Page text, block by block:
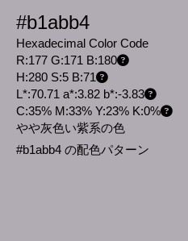
#b1abb4
Hexadecimal Color Code
R:177 G:171 B:180
H:280 S:5 B:71
L*:70.71 a*:3.82 b*:-3.83
C:35% M:33% Y:23% K:0%
やや灰色い紫系の色
#b1abb4 の配色パターン